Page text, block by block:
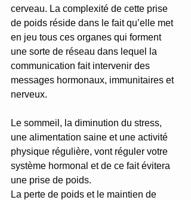
cerveau. La complexité de cette prise
de poids réside dans le fait qu’elle met
en jeu tous ces organes qui forment
une sorte de réseau dans lequel la
communication fait intervenir des
messages hormonaux, immunitaires et
nerveux.
Le sommeil, la diminution du stress,
une alimentation saine et une activité
physique régulière, vont réguler votre
système hormonal et de ce fait évitera
une prise de poids.
La perte de poids et le maintien de